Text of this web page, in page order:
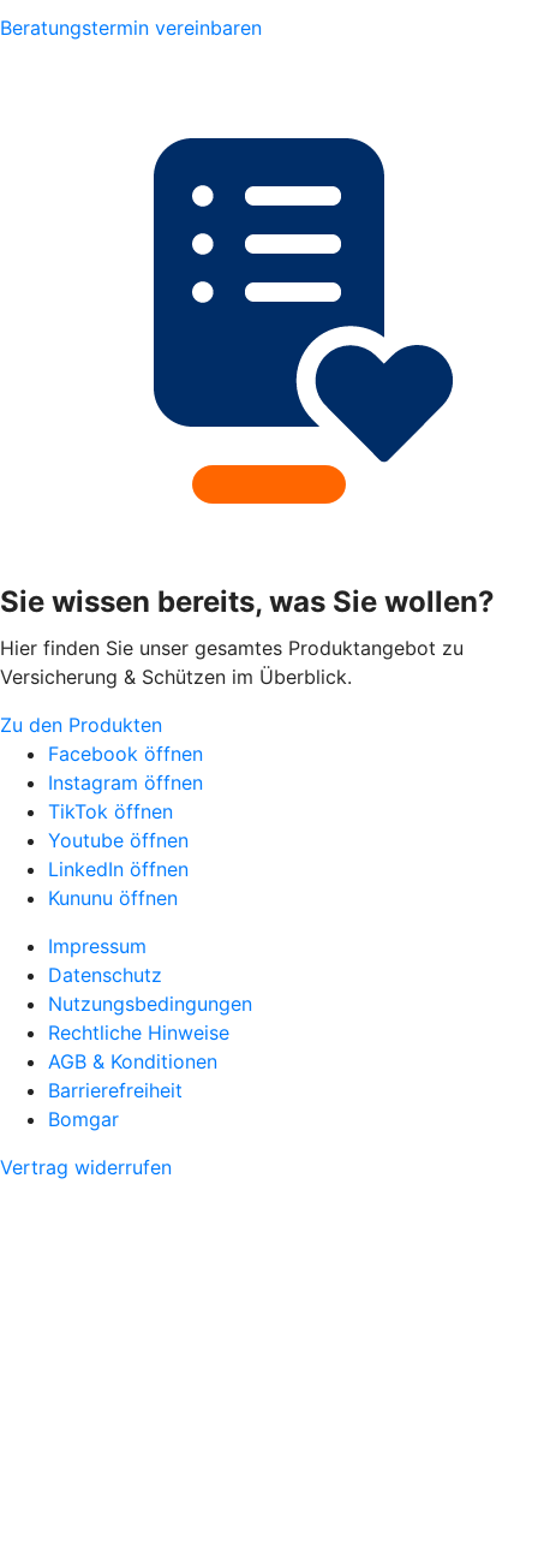
Beratungstermin vereinbaren
Sie wissen bereits, was Sie wollen?
Hier finden Sie unser gesamtes Produktangebot zu
Versicherung & Schützen im Überblick.
Zu den Produkten
Facebook öffnen
Instagram öffnen
TikTok öffnen
Youtube öffnen
LinkedIn öffnen
Kununu öffnen
Impressum
Datenschutz
Nutzungsbedingungen
Rechtliche Hinweise
AGB & Konditionen
Barrierefreiheit
Bomgar
Vertrag widerrufen